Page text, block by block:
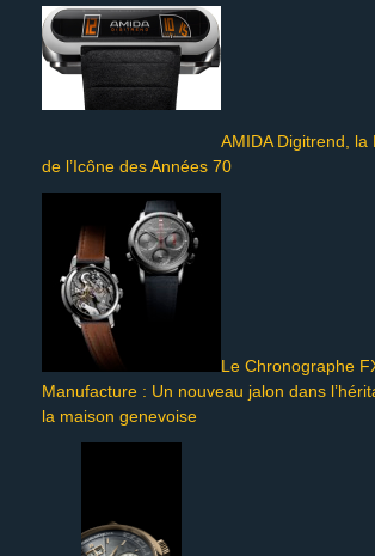
AMIDA Digitrend, la
de l’Icône des Années 70
Le Chronographe
Manufacture : Un nouveau jalon dans
la maison genevoise